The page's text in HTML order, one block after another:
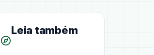
Leia também